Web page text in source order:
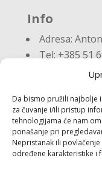
Da bismo pružili najbolje
za čuvanje i/ili pristup
tehnologijama će nam
ponašanje pri
Nepristanak ili
određene karakteristike i
Info
Adresa:
Tel: +385 51
Dokumenti
Pravila
Politika kolačića